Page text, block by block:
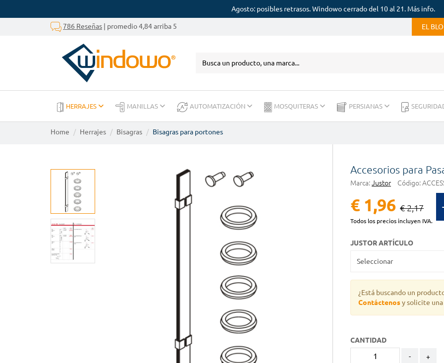
Agosto: posibles retrasos. Windowo cerrado del 10 al 21. Más info.
786 Reseñas | promedio 4,84 arriba 5 EL
HERRAJES MANILLAS AUTOMATIZACIÓN MOSQUITERAS PERSIANAS
Home Herrajes Bisagras Bisagras para portones
Accesorios para
Marca:Justor Código:
€ 1,96 € 2,17
Todos los precios incluyen IVA.
JUSTOR ARTÍCULO
¿Está buscando un
Contáctenosy solicite
CANTIDAD
- +